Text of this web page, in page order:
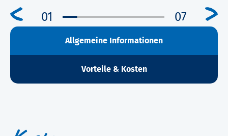
01 07
Allgemeine Informationen
Vorteile & Kosten